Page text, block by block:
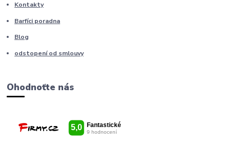
Kontakty
Barfíci poradna
Blog
odstopení od smlouvy
Ohodnoťte nás